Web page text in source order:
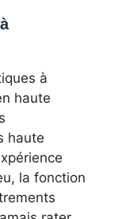
à
haute
haute
la fonction